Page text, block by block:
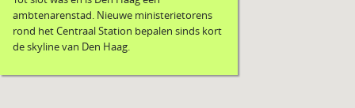
ambtenarenstad. Nieuwe ministerietorens
rond het Centraal Station bepalen sinds kort
de skyline van Den Haag.